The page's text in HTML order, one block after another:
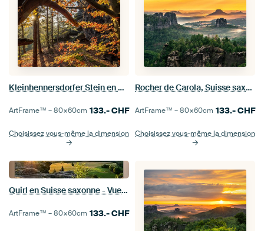
Kleinhennersdorfer Stein en Suisse saxonne - Automne doré
ArtFrame™ –80×60cm 133.-CHF
Choisissez vous-même la dimension
Rocher de Carola, Suisse saxonne - Torsteine et Falkenstein
ArtFrame™ –80×60cm 133.-CHF
Choisissez vous-même la dimension
Quirl en Suisse saxonne - Vue vers Pfaffenstein
ArtFrame™ –80×60cm 133.-CHF